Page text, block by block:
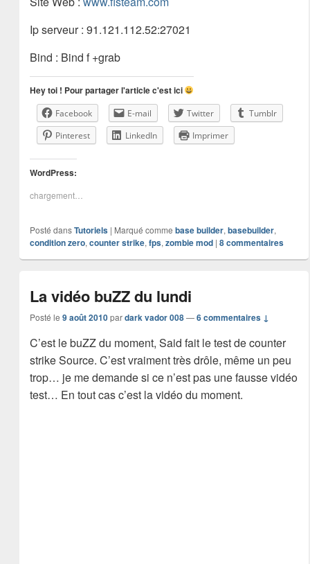
Ip serveur : 91.121.112.52:27021
Bind : Bind f +grab
Hey toi ! Pour partager l'article c'est ici
Facebook E-mail Twitter
Tumblr
Pinterest
LinkedIn Imprimer
WordPress:
chargement…
Posté dans Tutoriels | Marqué comme base builder, basebuilder,
condition zero, counter strike, fps, zombie mod | 8commentaires
La vidéo buZZ du lundi
Posté le 9 août 2010 pardark vador 008 —6 commentaires ↓
C’est le buZZ du moment, Said fait le test de counter
strike Source. C’est vraiment très drôle, même un peu
trop… je me demande si ce n’est pas une fausse vidéo
test… En tout cas c’est la vidéo du moment.